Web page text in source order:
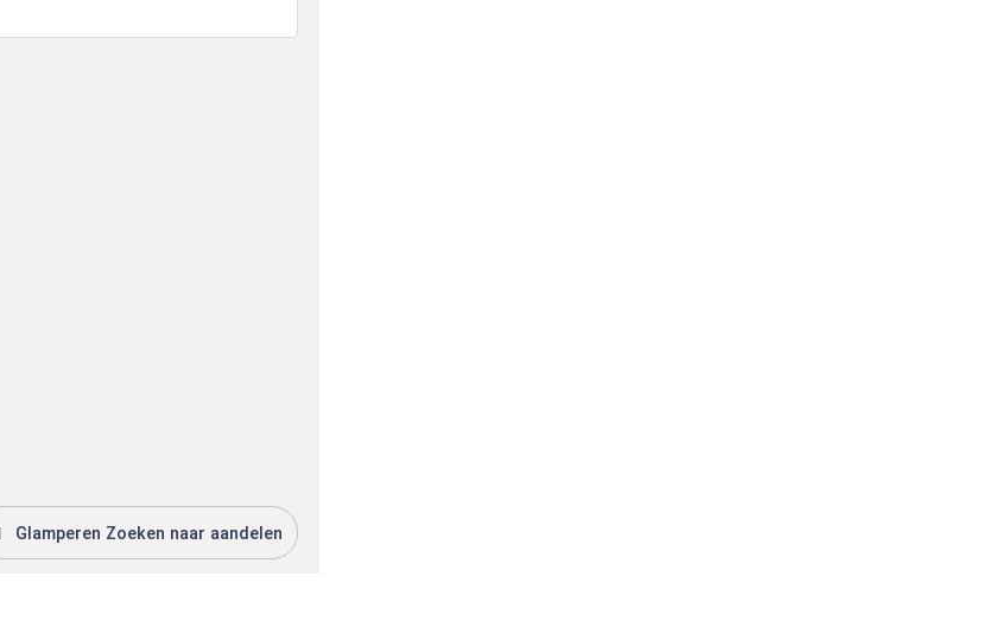
Glamperen Zoeken naar aandelen